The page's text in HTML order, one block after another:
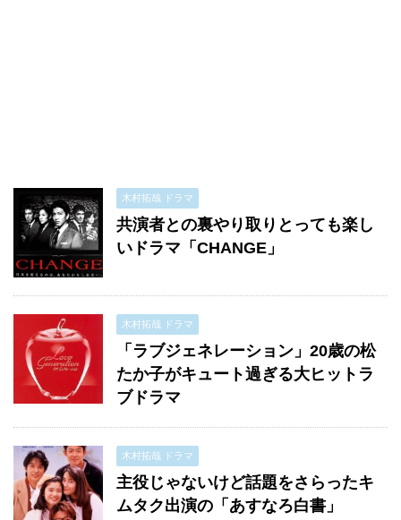
木村拓哉 ドラマ
共演者との裏やり取りとっても楽し
いドラマ「CHANGE」
木村拓哉 ドラマ
「ラブジェネレーション」20歳の松
たか子がキュート過ぎる大ヒットラ
ブドラマ
木村拓哉 ドラマ
主役じゃないけど話題をさらったキ
ムタク出演の「あすなろ白書」